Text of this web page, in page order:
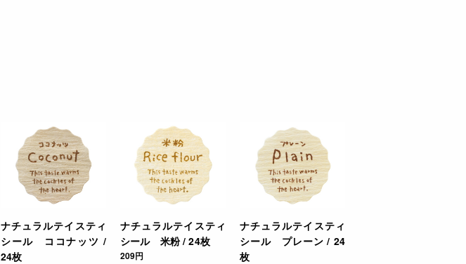
ナチュラルテイスティ
シール ココナッツ /
24枚
ナチュラルテイスティ
シール 米粉 / 24枚
209円
ナチュラルテイスティ
シール プレーン / 24
枚